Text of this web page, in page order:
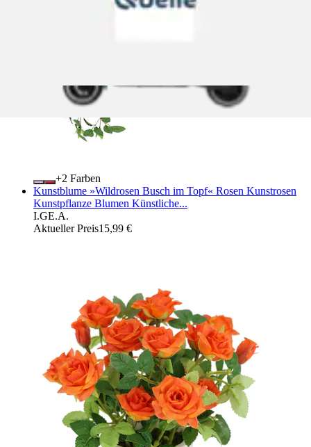
+
Farben
Kunstblume »Wildrosen Busch im Topf« Rosen Kunstrosen
Kunstpflanze Blumen Künstliche...
I.GE.A.
Aktueller Preis15,99 €